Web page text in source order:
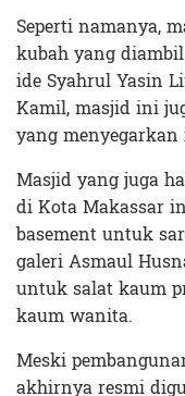
Seperti namanya,
kubah yang
ide Syahrul Yasin
Kamil, masjid ini
yang menyegarkan
Masjid yang juga
di Kota Makassar
basement untuk
galeri Asmaul
untuk salat kaum
kaum wanita.
Meski
akhirnya resmi